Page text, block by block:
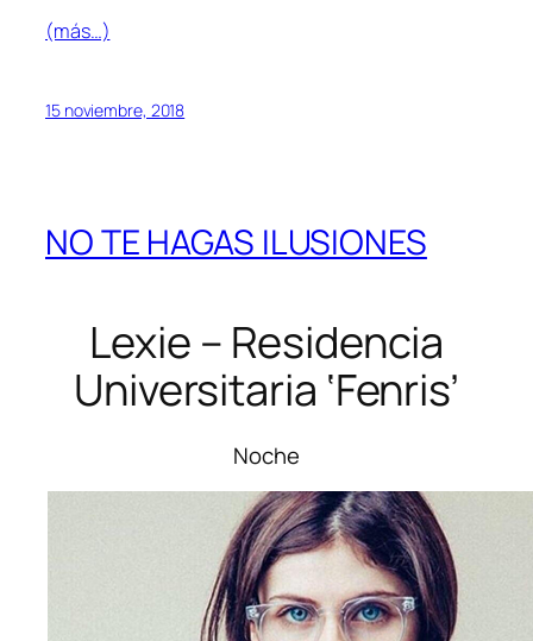
(más…)
15 noviembre, 2018
NO TE HAGAS ILUSIONES
Lexie – Residencia
Universitaria ‘Fenris’
Noche